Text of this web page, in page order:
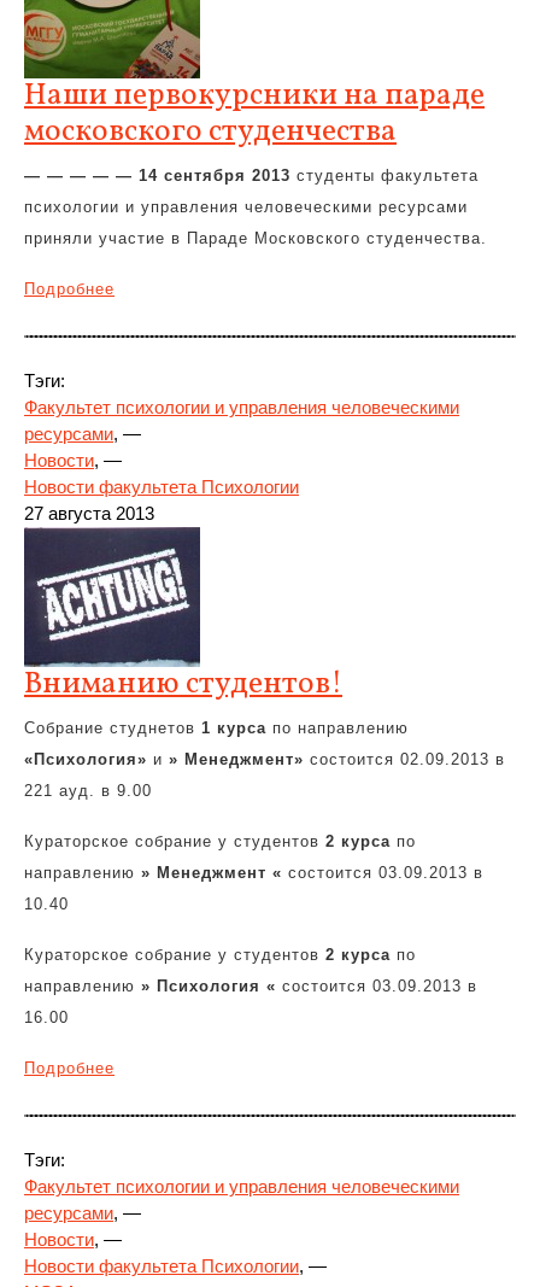
Наши первокурсники на параде
московского студенчества
— — — — — 14 сентября 2013 студенты факультета
психологии и управления человеческими ресурсами
приняли участие в Параде Московского студенчества.
Подробнее
Тэги:
Факультет психологии и управления человеческими
ресурсами, —
Новости, —
Новости факультета Психологии
27 августа 2013
Вниманию студентов!
Собрание студнетов 1 курса по направлению
«Психология» и » Менеджмент» состоится 02.09.2013 в
221 ауд. в 9.00
Кураторское собрание у студентов 2 курса по
направлению » Менеджмент « состоится 03.09.2013 в
10.40
Кураторское собрание у студентов 2 курса по
направлению » Психология « состоится 03.09.2013 в
16.00
Подробнее
Тэги:
Факультет психологии и управления человеческими
ресурсами, —
Новости, —
Новости факультета Психологии, —